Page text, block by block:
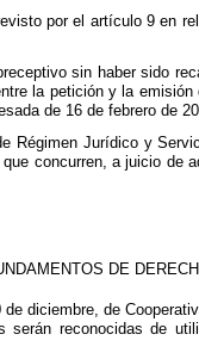
por el artículo 9 en
sin haber sido
la petición y la
de 16 de febrero de
Jurídico y
concurren, a juicio de
DE
diciembre, de
reconocidas de